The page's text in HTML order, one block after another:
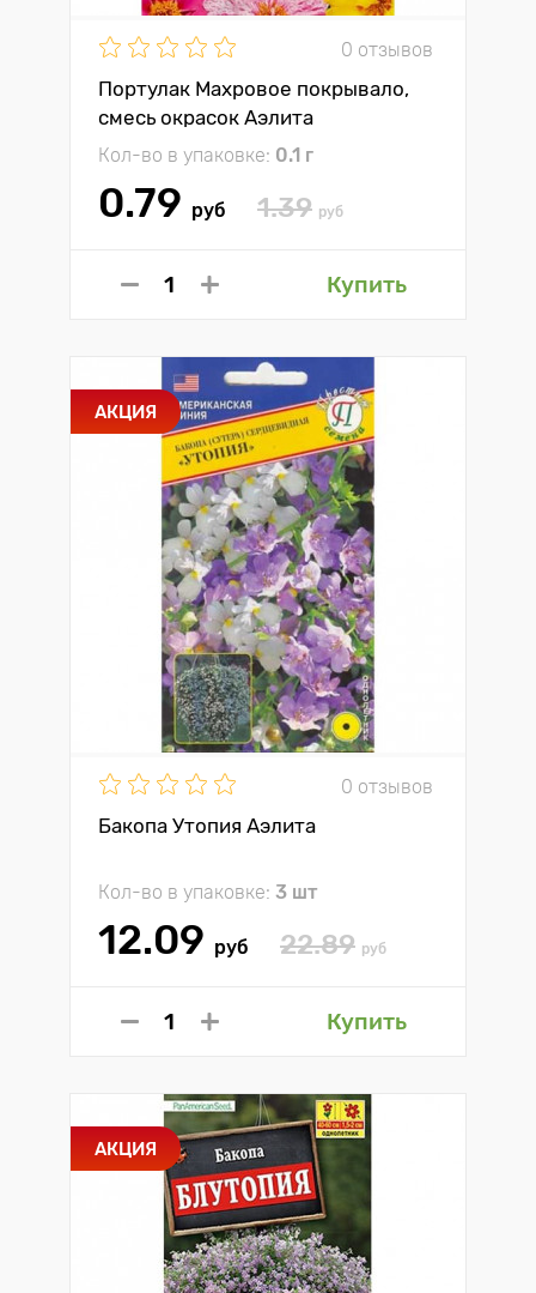
0 отзывов
Портулак Махровое покрывало,
смесь окрасок Аэлита
Кол-во в упаковке: 0.1 г
0.79 руб 1.39 руб
Купить
АКЦИЯ
0 отзывов
Бакопа Утопия Аэлита
Кол-во в упаковке: 3 шт
12.09 руб 22.89 руб
Купить
АКЦИЯ